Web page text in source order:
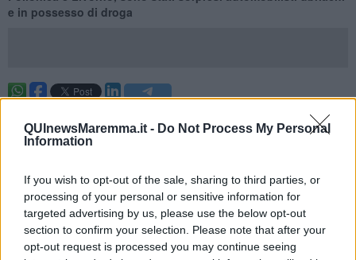
QUInewsMaremma.it - Do Not Process My Personal
Information
If you wish to opt-out of the sale, sharing to third parties, or
processing of your personal or sensitive information for
targeted advertising by us, please use the below opt-out
section to confirm your selection. Please note that after your
opt-out request is processed you may continue seeing
e in possesso di droga
tra Follonica e
Livornosulla viabilità interna, ovvero quella che dalla costa porta
all’entroterra, in particolare seguendo le direttrici che da Follonica
Due persone sono state trovate positive all’alcol test, con valori di
concentrazione di alcol nel sangue superiori al limite consentito
dalla legge ed è scattato il ritiro della patente di guida. Un terzo
guidatore si è invece rifiutato di eseguire accertamenti tossicologici
finalizzati a verificare l’assunzione di stupefacenti prima di mettersi